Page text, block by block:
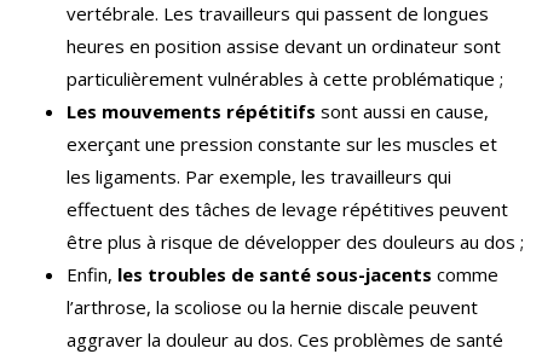
vertébrale. Les travailleurs qui passent de longues
heures en position assise devant un ordinateur sont
particulièrement vulnérables à cette problématique ;
Les mouvements répétitifs sont aussi en cause,
exerçant une pression constante sur les muscles et
les ligaments. Par exemple, les travailleurs qui
effectuent des tâches de levage répétitives peuvent
être plus à risque de développer des douleurs au dos ;
Enfin, les troubles de santé sous-jacents comme
l’arthrose, la scoliose ou la hernie discale peuvent
aggraver la douleur au dos. Ces problèmes de santé